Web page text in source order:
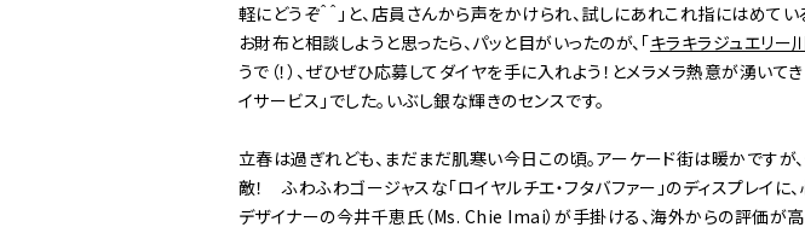
軽にどうぞ＾＾」と、店員さんから声をかけられ、試しにあれこれ指にはめて
お財布と相談しようと思ったら、パッと目がいったのが、「キラキラジュエリー
うで（！）、ぜひぜひ応募してダイヤを手に入れよう！とメラメラ熱意が湧
イサービス」でした。いぶし銀な輝きのセンスです。
立春は過ぎれども、まだまだ肌寒い今日この頃。アーケード街は暖かです
敵！ ふわふわゴージャスな「ロイヤルチエ・フタバファー」のディスプレイ
デザイナーの今井千恵氏（Ms. Chie Imai）が手掛ける、海外からの評価が高